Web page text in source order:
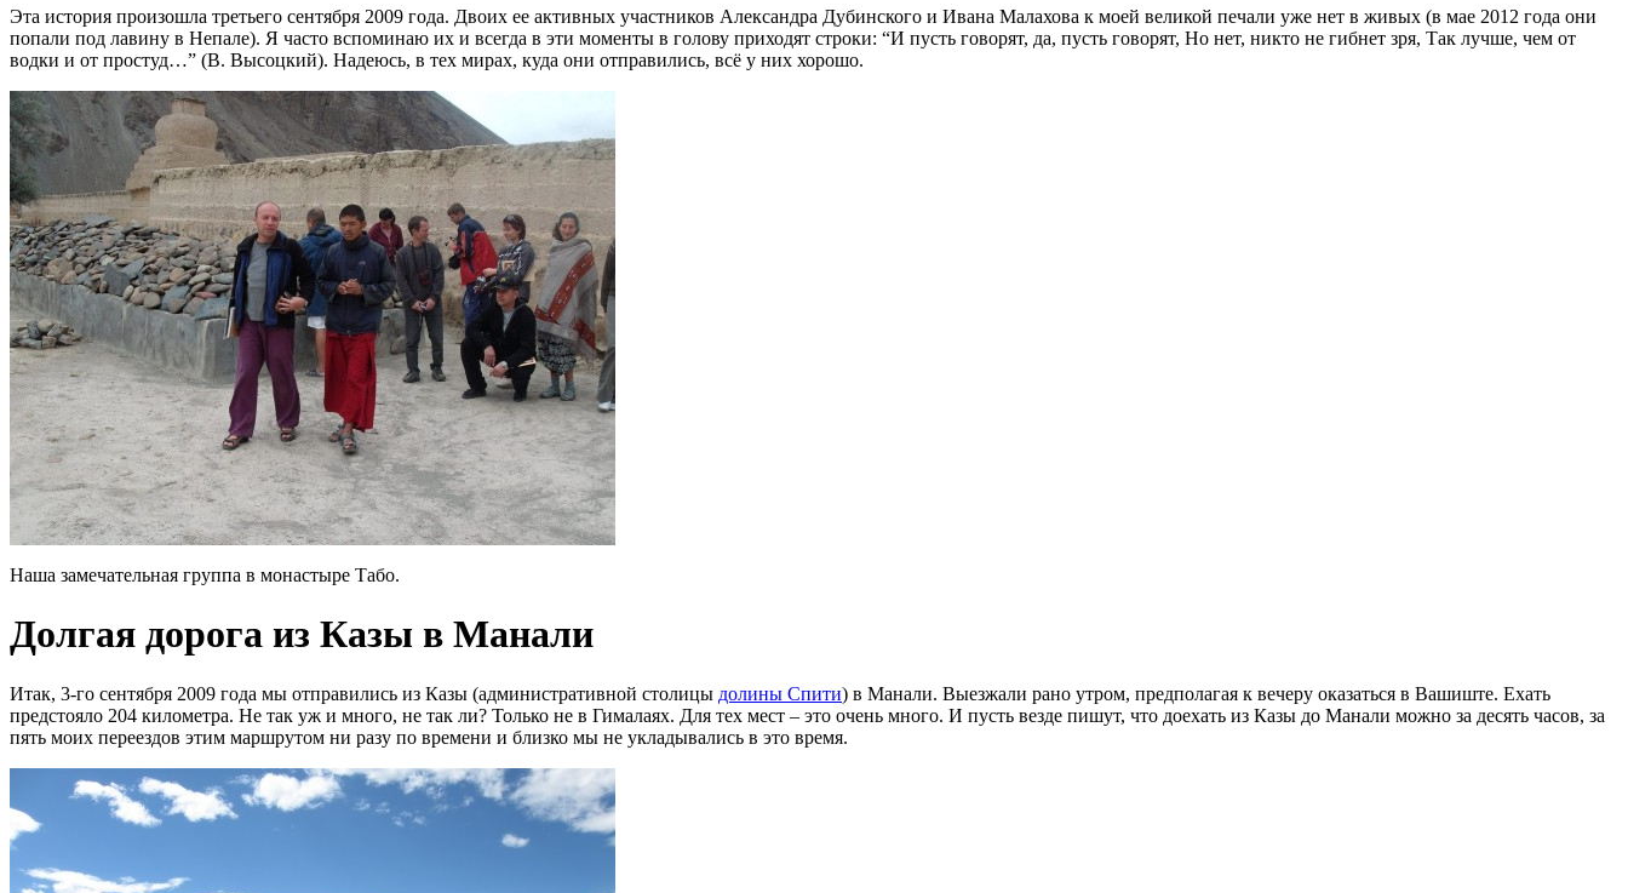
Эта история произошла третьего сентября 2009 года. Двоих ее активных участников Александра Дубинского и Ивана Малахова к моей великой печали уже нет в живых (в мае 2012 года они
попали под лавину в Непале). Я часто вспоминаю их и всегда в эти моменты в голову приходят строки: “И пусть говорят, да, пусть говорят, Но нет, никто не гибнет зря, Так лучше, чем от
водки и от простуд…” (В. Высоцкий). Надеюсь, в тех мирах, куда они отправились, всё у них хорошо.
Наша замечательная группа в монастыре Табо.
Долгая дорога из Казы в Манали
Итак, 3-го сентября 2009 года мы отправились из Казы (административной столицы долины Спити) в Манали. Выезжали рано утром, предполагая к вечеру оказаться в Вашиште. Ехать
предстояло 204 километра. Не так уж и много, не так ли? Только не в Гималаях. Для тех мест – это очень много. И пусть везде пишут, что доехать из Казы до Манали можно за десять часов, за
пять моих переездов этим маршрутом ни разу по времени и близко мы не укладывались в это время.